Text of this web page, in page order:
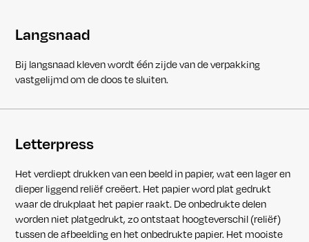
Langsnaad
Bij langsnaad kleven wordt één zijde van de verpakking
vastgelijmd om de doos te sluiten.
Letterpress
Het verdiept drukken van een beeld in papier, wat een lager en
dieper liggend reliëf creëert. Het papier word plat gedrukt
waar de drukplaat het papier raakt. De onbedrukte delen
worden niet platgedrukt, zo ontstaat hoogteverschil (reliëf)
tussen de afbeelding en het onbedrukte papier. Het mooiste